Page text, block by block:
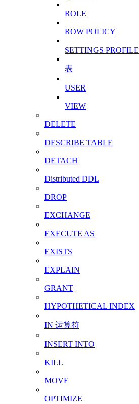
ROLE
ROW POLICY
SETTINGS PROFILE
表
USER
VIEW
DELETE
DESCRIBE TABLE
DETACH
Distributed DDL
DROP
EXCHANGE
EXECUTE AS
EXISTS
EXPLAIN
GRANT
HYPOTHETICAL INDEX
IN 运算符
INSERT INTO
KILL
MOVE
OPTIMIZE